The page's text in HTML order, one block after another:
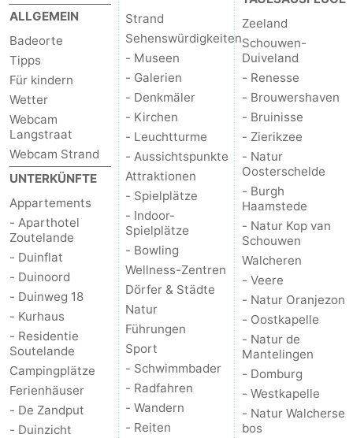
Joossesweg
-
Kustlicht
-
Meerpaal
-
Strandcamping
Valkenisse
-
Zee,
Bos
en
Duin
Hotels
Zimmer
(mit
Frühstück)
Lastminutes
Strand
Sehen
&
tun
-
Museen
-
Galerien
-
ALLGEMEIN
Badeorte
Tipps
Für kindern
Wetter
Webcam
Langstraat
Webcam Strand
UNTERKÜNFTE
Appartements
- Aparthotel
Zoutelande
- Duinflat
- Duinoord
- Duinweg 18
- Kurhaus
- Residentie
Soutelande
Campingplätze
Ferienhäuser
- De Zandput
- Duinzicht
Strand
Sehenswürdigkeiten
- Museen
- Galerien
- Denkmäler
- Kirchen
- Leuchtturme
- Aussichtspunkte
Attraktionen
- Spielplätze
- Indoor-
Spielplätze
- Bowling
Wellness-Zentren
Dörfer & Städte
Natur
Führungen
Sport
- Schwimmbader
- Radfahren
- Wandern
- Reiten
Zeeland
Schouwen-
Duiveland
- Renesse
- Brouwershaven
- Bruinisse
- Zierikzee
- Natur
Oosterschelde
- Burgh
Haamstede
- Natur Kop van
Schouwen
Walcheren
- Veere
- Natur Oranjezon
- Oostkapelle
- Natur de
Mantelingen
- Domburg
- Westkapelle
- Natur Walcherse
bos